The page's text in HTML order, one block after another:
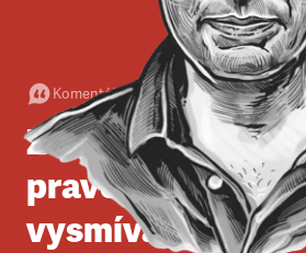
Komentář•14. 10. 2021• 2minuty
Zeman by měl
pravomocí,
vysmívání už